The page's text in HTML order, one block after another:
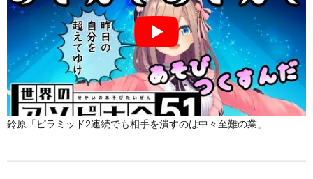
鈴原「ピラミッド2連続でも相手を潰すのは中々至難の業」